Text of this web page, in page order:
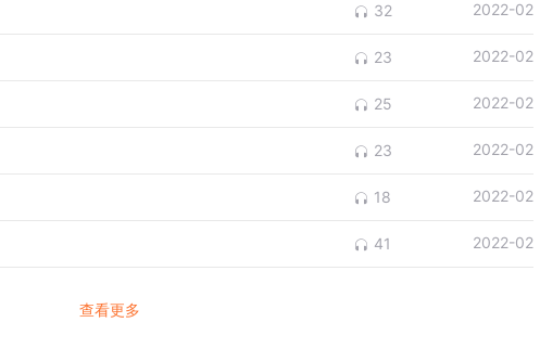
32 2022-02
23 2022-02
25 2022-02
23 2022-02
18 2022-02
41 2022-02
查看更多